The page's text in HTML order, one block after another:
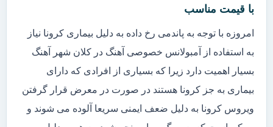
با قیمت مناسب
امروزه با توجه به پاندمی رخ داده به دلیل بیماری کرونا نیاز
به استفاده از آمبولانس خصوصی آهنگ در کلان شهر آهنگ
بسیار اهمیت دارد زیرا که بسیاری از افرادی که دارای
بیماری به جز کرونا هستند در صورت در معرض قرار گرفتن
ویروس کرونا به دلیل ضعف ایمنی سریعا آلوده می شوند و